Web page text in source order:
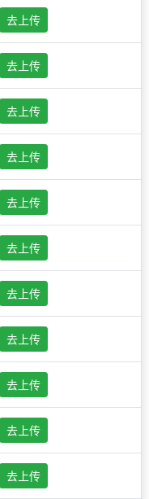
去上传
去上传
去上传
去上传
去上传
去上传
去上传
去上传
去上传
去上传
去上传